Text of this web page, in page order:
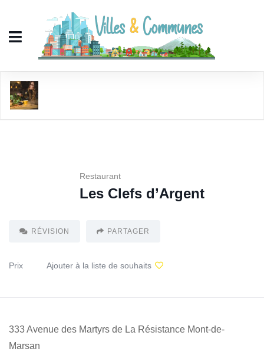
Restaurant
Les Clefs d’Argent
RÉVISION PARTAGER
Prix Ajouter à la liste de souhaits
333 Avenue des Martyrs de La Résistance Mont-de-
Marsan